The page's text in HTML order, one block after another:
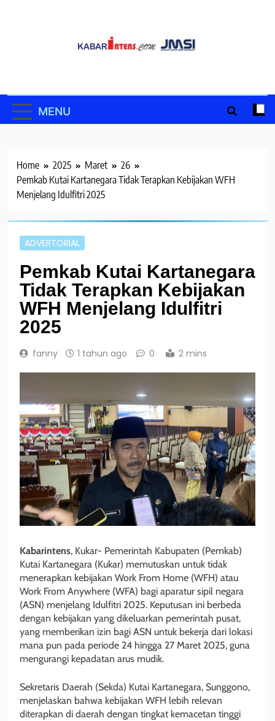
MENU
Home 2025 Maret
26
Pemkab Kutai Kartanegara Tidak Terapkan Kebijakan WFH
Menjelang Idulfitri 2025
ADVERTORIAL
Pemkab Kutai Kartanegara
Tidak Terapkan Kebijakan
WFH Menjelang Idulfitri
2025
fanny 1 tahun ago 0 2 mins
Kabarintens, Kukar- Pemerintah Kabupaten (Pemkab)
Kutai Kartanegara (Kukar) memutuskan untuk tidak
menerapkan kebijakan Work From Home (WFH) atau
Work From Anywhere (WFA) bagi aparatur sipil negara
(ASN) menjelang Idulfitri 2025. Keputusan ini berbeda
dengan kebijakan yang dikeluarkan pemerintah pusat,
yang memberikan izin bagi ASN untuk bekerja dari lokasi
mana pun pada periode 24 hingga 27 Maret 2025, guna
mengurangi kepadatan arus mudik.
Sekretaris Daerah (Sekda) Kutai Kartanegara, Sunggono,
menjelaskan bahwa kebijakan WFH lebih relevan
diterapkan di daerah dengan tingkat kemacetan tinggi